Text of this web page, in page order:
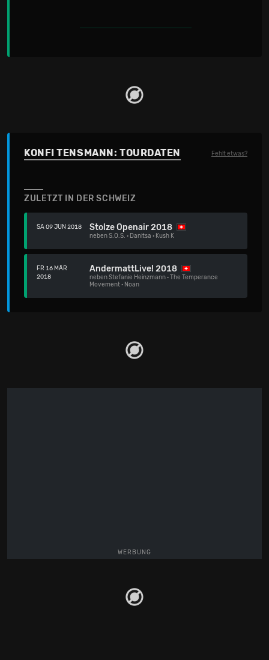
KONFI TENSMANN: TOURDATEN Fehlt etwas?
ZULETZT IN DER SCHWEIZ
SA 09 JUN 2018 Stolze Openair 2018
nebenS.O.S. · Danitsa · Kush K
FR 16 MÄR
2018
AndermattLive! 2018
nebenStefanie Heinzmann·The Temperance
Movement· Noan
WERBUNG